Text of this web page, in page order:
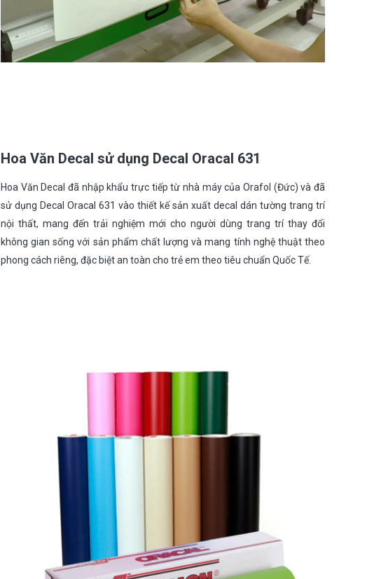
Hoa Văn Decal sử dụng Decal Oracal 631
Hoa Văn Decal đã nhập khẩu trực tiếp từ nhà máy của Orafol (Đức) và đã
sử dụng Decal Oracal 631 vào thiết kế sản xuất decal dán tường trang trí
nội thất, mang đến trải nghiệm mới cho người dùng trang trí thay đổi
không gian sống với sản phẩm chất lượng và mang tính nghệ thuật theo
phong cách riêng, đặc biệt an toàn cho trẻ em theo tiêu chuẩn Quốc Tế.